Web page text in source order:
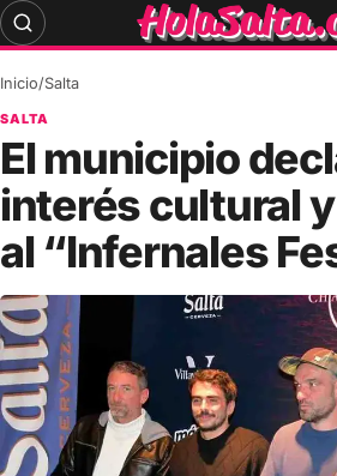
Skip
to
Inicio/Salta
SALTA
El municipio
interés cultural
al “Infernales